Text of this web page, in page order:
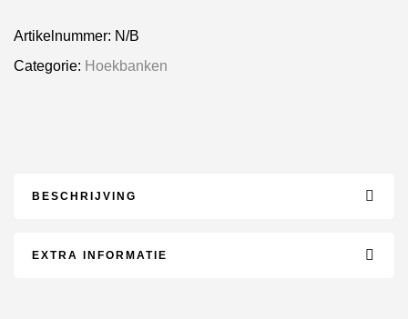
Artikelnummer: N/B
Categorie: Hoekbanken
BESCHRIJVING
EXTRA INFORMATIE